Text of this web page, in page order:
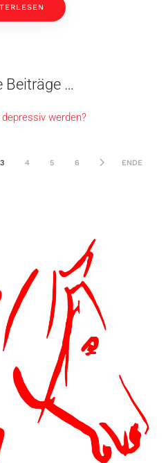
Beiträge …
depressiv werden?
3 4 5 6 ENDE